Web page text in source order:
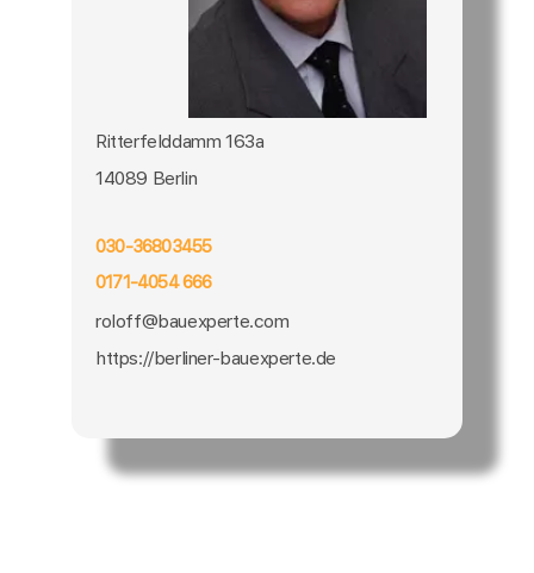
Ritterfelddamm 163a
14089 Berlin
030-36803455
0171-4054 666
roloff@bauexperte.com
https://berliner-bauexperte.de